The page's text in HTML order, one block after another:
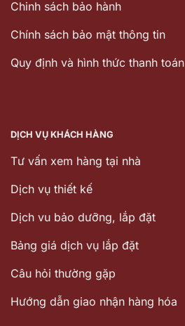
Chinh sách bảo hành
Chính sách bảo mật thông tin
Quy định và hình thức thanh toán
DỊCH VỤ KHÁCH HÀNG
Tư vấn xem hàng tại nhà
Dịch vụ thiết kế
Dịch vu bảo dưỡng, lắp đặt
Bảng giá dịch vụ lắp đặt
Câu hỏi thường gặp
Hướng dẫn giao nhận hàng hóa